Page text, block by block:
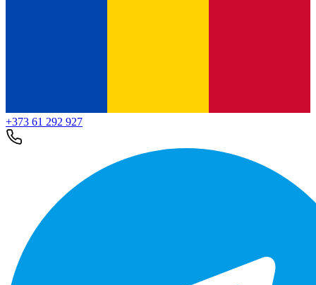
+373 61 292 927